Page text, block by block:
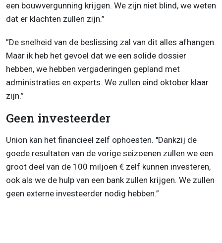
een bouwvergunning krijgen. We zijn niet blind, we weten
dat er klachten zullen zijn.”
”De snelheid van de beslissing zal van dit alles afhangen.
Maar ik heb het gevoel dat we een solide dossier
hebben, we hebben vergaderingen gepland met
administraties en experts. We zullen eind oktober klaar
zijn.”
Geen investeerder
Union kan het financieel zelf ophoesten. "Dankzij de
goede resultaten van de vorige seizoenen zullen we een
groot deel van de 100 miljoen € zelf kunnen investeren,
ook als we de hulp van een bank zullen krijgen. We zullen
geen externe investeerder nodig hebben.”